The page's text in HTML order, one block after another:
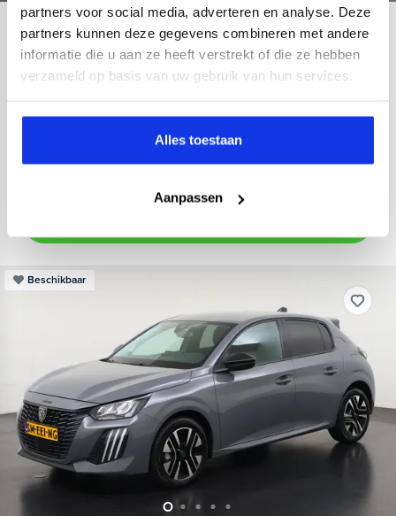
partners voor social media, adverteren en analyse. Deze
partners kunnen deze gegevens combineren met andere
informatie die u aan ze heeft verstrekt of die ze hebben
verzameld op basis van uw gebruik van hun services.
Alles toestaan
Aanpassen
Kia Xceed
1.6 GDi PHEV DynamicPlusLine
achteruitrijcamera
Apple Carplay/Android Auto
cruise
21.395,-
Financieren
270,- p.m.
Beschikbaar